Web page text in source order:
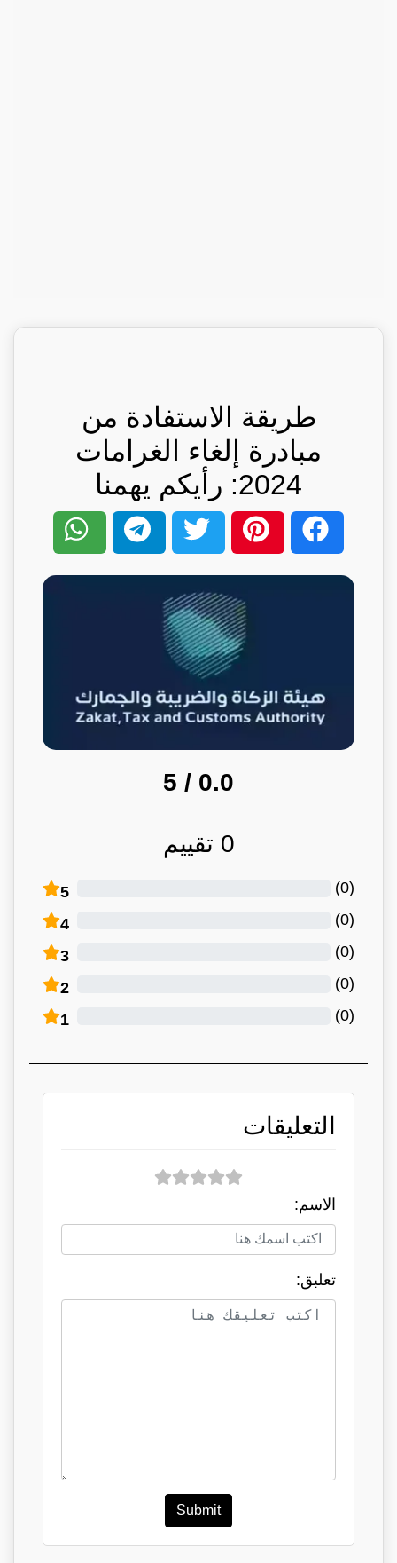
طريقة الاستفادة من
مبادرة إلغاء الغرامات
2024: رأيكم يهمنا
0.0
/ 5
0 تقييم
5 (
0
)
4 (
0
)
3 (
0
)
2 (
0
)
1 (
0
)
التعليقات
الاسم:
تعلبق:
Submit